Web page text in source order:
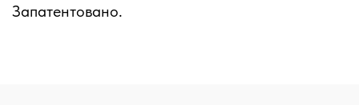
Запатентовано.